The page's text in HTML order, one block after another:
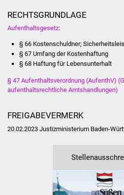
RECHTSGRUNDLAGE
Aufenthaltsgesetz:
§ 66 Kostenschuldner;
§ 67 Umfang der Kostenhaftung
§ 68 Haftung für Lebensunterhalt
§ 47 Aufenthaltsverordnung (AufenthV)
aufenthaltsrechtliche Amtshandlungen)
FREIGABEVERMERK
20.02.2023 Justizministerium Baden-